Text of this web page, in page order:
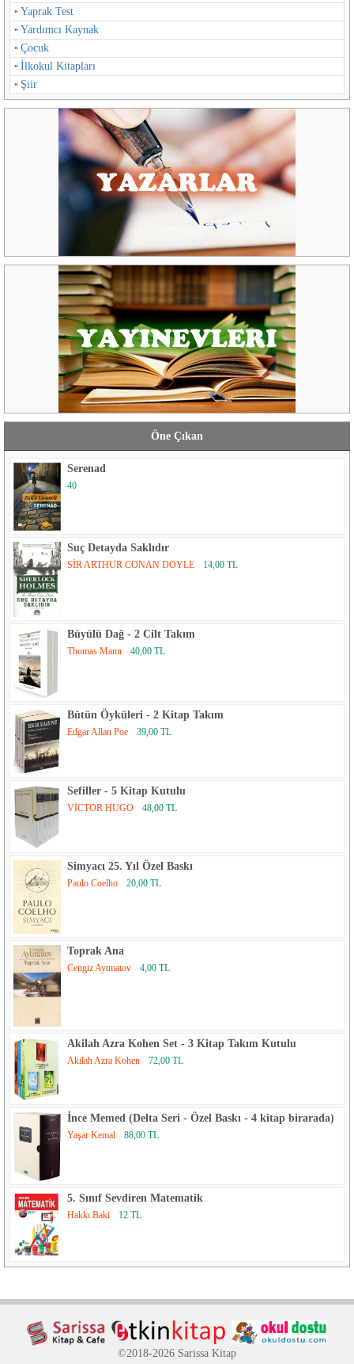
Yaprak Test
Yardımcı Kaynak
Çocuk
İlkokul Kitapları
Şiir
Öne Çıkan
Serenad
40
Suç Detayda Saklıdır
SİR ARTHUR CONAN DOYLE 14,00 TL
Büyülü Dağ - 2 Cilt Takım
Thomas Mann 40,00 TL
Bütün Öyküleri - 2 Kitap Takım
Edgar Allan Poe 39,00 TL
Sefiller - 5 Kitap Kutulu
VİCTOR HUGO 48,00 TL
Simyacı 25. Yıl Özel Baskı
Paulo Coelho 20,00 TL
Toprak Ana
Cengiz Aytmatov 4,00 TL
Akilah Azra Kohen Set - 3 Kitap Takım Kutulu
Akilah Azra Kohen 72,00 TL
İnce Memed (Delta Seri - Özel Baskı - 4 kitap birarada)
Yaşar Kemal 88,00 TL
5. Sınıf Sevdiren Matematik
Hakkı Baki 12 TL
©2018-2026 Sarissa Kitap